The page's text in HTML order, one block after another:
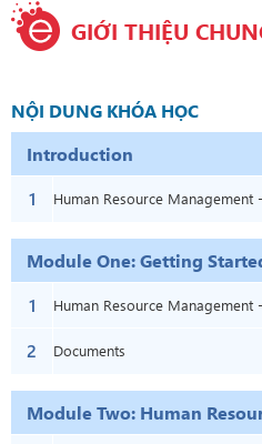
GIỚI THIỆU
NỘI DUNG KHÓA HỌC
Introduction
1
Human Resource Management -
Introduction
Module One: Getting
1
Human Resource Management -
Module One: Getting Started
2 Documents
Module Two: Human